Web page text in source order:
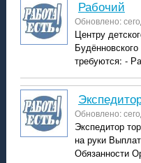
рабочий
Обновлено:
Центру
требуются: -
Обновлено:
Экспедитор
на руки
Обязанности